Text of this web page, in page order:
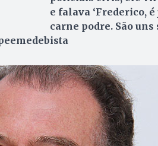
e falava ‘Frederico,
carne podre. São uns